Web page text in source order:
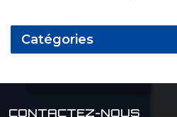
Catégories
CONTACTEZ-NOUS